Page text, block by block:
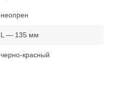
неопрен
L — 135 мм
черно-красный